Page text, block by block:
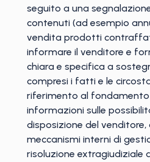
seguito a una
contenuti (ad esempio
vendita prodotti
informare il venditore e
chiara e specifica a
compresi i fatti e le
riferimento al
informazioni sulle
disposizione del
meccanismi interni di
risoluzione extragiudiziale